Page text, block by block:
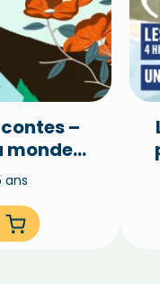
–
monde
ans